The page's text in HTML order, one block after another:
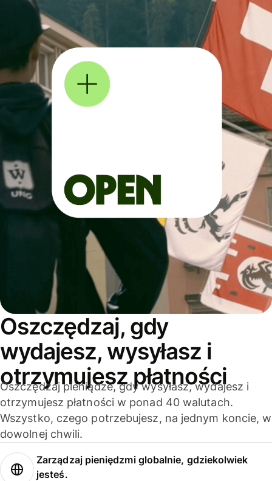
Oszczędzaj, gdy
wydajesz, wysyłasz i
otrzymujesz płatności
Oszczędzaj pieniądze, gdy wysyłasz, wydajesz i
otrzymujesz płatności w ponad 40 walutach.
Wszystko, czego potrzebujesz, na jednym koncie, w
dowolnej chwili.
Zarządzaj pieniędzmi globalnie, gdziekolwiek
jesteś.